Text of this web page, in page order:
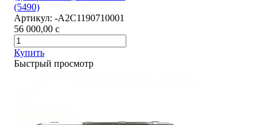
(5490)
Артикул: -А2С1190710001
56 000,00 c
Купить
Быстрый просмотр